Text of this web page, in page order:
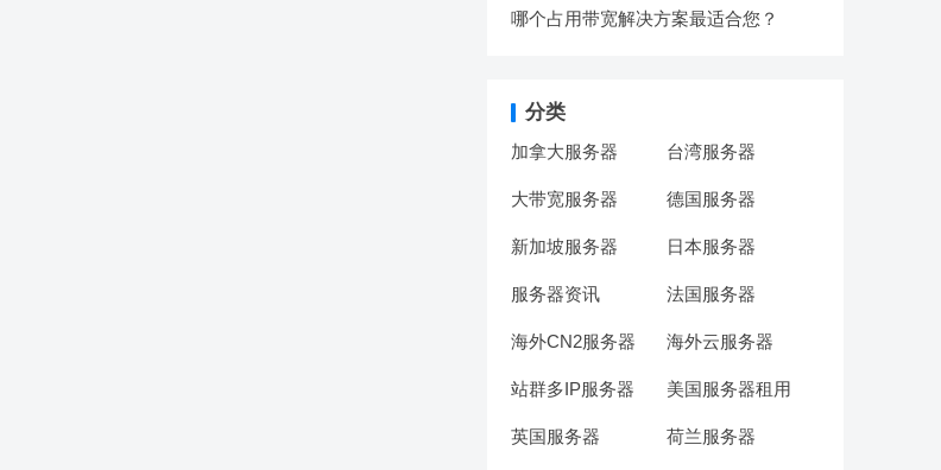
哪个占用带宽解决方案最适合您？
分类
加拿大服务器 台湾服务器
大带宽服务器 德国服务器
新加坡服务器 日本服务器
服务器资讯 法国服务器
海外CN2服务器 海外云服务器
站群多IP服务器 美国服务器租用
英国服务器 荷兰服务器